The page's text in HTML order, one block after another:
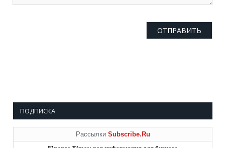
ПОДПИСКА
Рассылки Subscribe.Ru